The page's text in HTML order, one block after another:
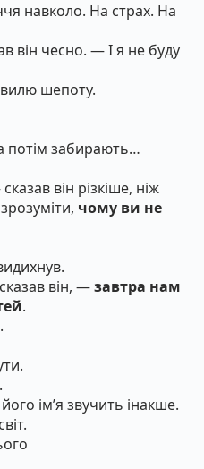
навколо. На страх. На
він чесно. — І я не буду
шепоту.
забирають…
він різкіше, ніж
чому ви не
він, —завтра нам
.
ім’я звучить інакше.